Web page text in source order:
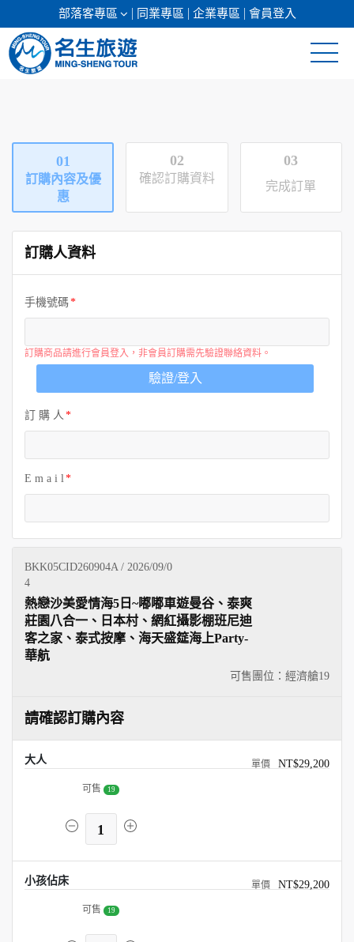
部落客專區 同業專區 企業專區 會員登入
日本專館
郵輪假期
海島假期
韓國
東南亞
01
訂購內容及優
惠
02
確認訂購資料
03
完成訂單
訂購人資料
手機號碼
訂購商品請進行會員登入，非會員訂購需先驗證聯絡資料。
驗證/登入
訂 購 人
E m a i l
BKK05CID260904A / 2026/09/0
4
可售團位：經濟艙19
熱戀沙美愛情海5日~嘟嘟車遊曼谷、泰爽
莊園八合一、日本村、網紅攝影棚班尼迪
客之家、泰式按摩、海天盛筵海上Party-
華航
請確認訂購內容
大人 NT$29,200
可售 19
1
小孩佔床 NT$29,200
可售 19